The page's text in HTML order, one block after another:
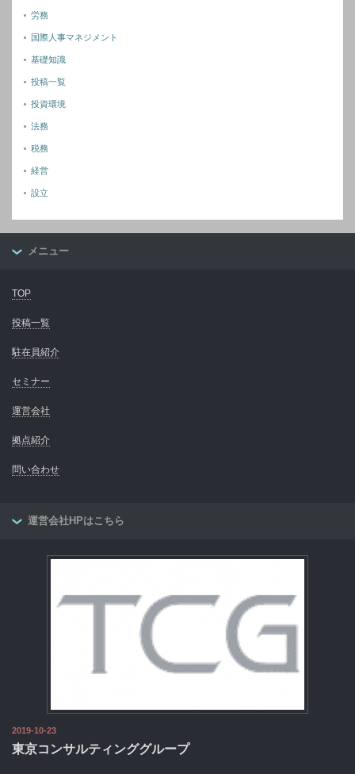
労務
国際人事マネジメント
基礎知識
投稿一覧
投資環境
法務
税務
経営
設立
メニュー
TOP
投稿一覧
駐在員紹介
セミナー
運営会社
拠点紹介
問い合わせ
運営会社HPはこちら
2019-10-23
東京コンサルティンググループ